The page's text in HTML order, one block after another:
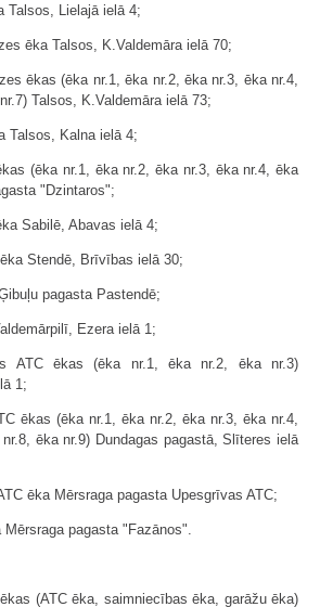
Talsos, Lielajā ielā 4;
ēka Talsos, K.Valdemāra ielā 70;
ēkas (ēka nr.1, ēka nr.2, ēka nr.3, ēka nr.4,
Talsos, K.Valdemāra ielā 73;
Talsos, Kalna ielā 4;
(ēka nr.1, ēka nr.2, ēka nr.3, ēka nr.4, ēka
"Dzintaros";
Sabilē, Abavas ielā 4;
Stendē, Brīvības ielā 30;
pagasta Pastendē;
Ezera ielā 1;
ATC ēkas (ēka nr.1, ēka nr.2, ēka nr.3)
1;
ēkas (ēka nr.1, ēka nr.2, ēka nr.3, ēka nr.4,
ēka nr.9) Dundagas pagastā, Slīteres ielā
ēka Mērsraga pagasta Upesgrīvas ATC;
pagasta "Fazānos".
(ATC ēka, saimniecības ēka, garāžu ēka)